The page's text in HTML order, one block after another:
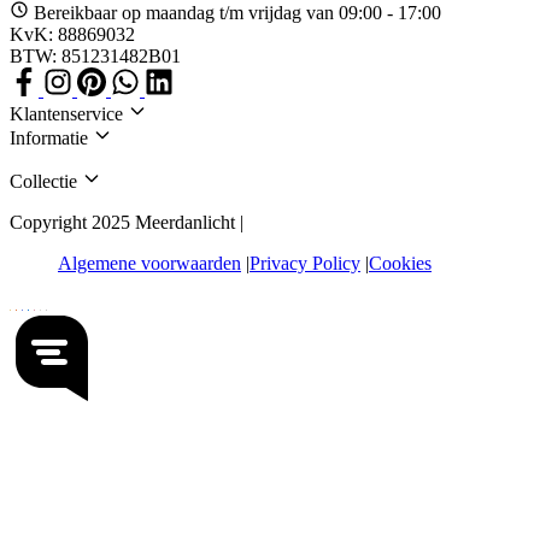
Bereikbaar op maandag t/m vrijdag van 09:00 - 17:00
KvK: 88869032
BTW: 851231482B01
Klantenservice
Informatie
Collectie
Copyright 2025 Meerdanlicht |
Algemene voorwaarden Privacy Policy Cookies